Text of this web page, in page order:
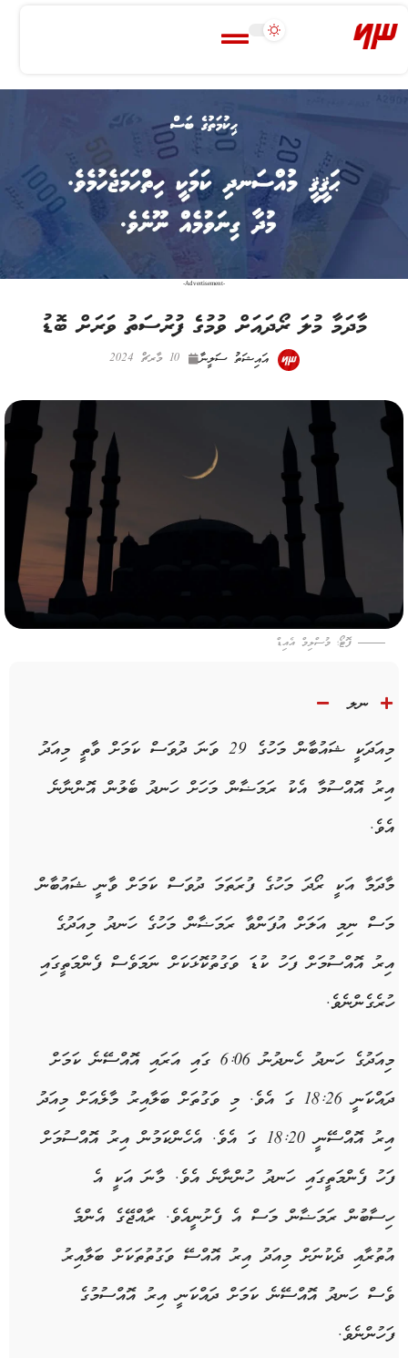
-Advertisement-
މާދަމާ މުލަ ރޯދައަށް ވުމުގެ ފުރުސަތު ވަރަށް ބޮޑު
އައިޝަތު ސަލީނާ 10 މާރޗް 2024
ފޮޓޯ؛ މުސްލިމް އެއިޑް
ނލ
މިއަދަކީ ޝައުބާން މަހުގެ 29 ވަނަ ދުވަސް ކަމަށް ވާތީ މިއަދު
އިރު އޮއްސުމާ އެކު ރަމަޟާން މަހަށް ހަނދު ބެލުން އޮންނާނެ
އެވެ.
މާދަމާ އަކީ ރޯދަ މަހުގެ ފުރަތަމަ ދުވަސް ކަމަށް ވާނީ ޝައުބާން
މަސް ނިމި އަލަށް އުފަންވާ ރަމަޟާން މަހުގެ ހަނދު މިއަދުގެ
އިރު އޮއްސުމަށް ފަހު ކުޑަ ވަގުތުކޮޅަކަށް ނަމަވެސް ފެންމަތީގައި
ހުރެގެންނެވެ.
މިއަދުގެ ހަނދު ހެނދުނު 6:06 ގައި އަރައި އޮއްސޭނެ ކަމަށް
ދައްކަނީ 18:26 ގަ އެވެ. މި ވަގުތަށް ބަލާއިރު މާލެއަށް މިއަދު
އިރު އޮއްސޭނީ 18:20 ގަ އެވެ. އެހެންކަމުން އިރު އޮއްސުމަށް
ފަހު ފެންމަތީގައި ހަނދު ހުންނާނެ އެވެ. މާނަ އަކީ އެ
ހިސާބުން ރަމަޟާން މަސް އެ ފެށުނީއެވެ. ރާއްޖޭގެ އެންމެ
އުތުރާއި ދެކުނަށް މިއަދު އިރު އޮއްސޭ ވަގުތުތަކަށް ބަލާއިރު
ވެސް ހަނދު އޮއްސޭނެ ކަމަށް ދައްކަނީ އިރު އޮއްސުމުގެ
ފަހުންނެވެ.